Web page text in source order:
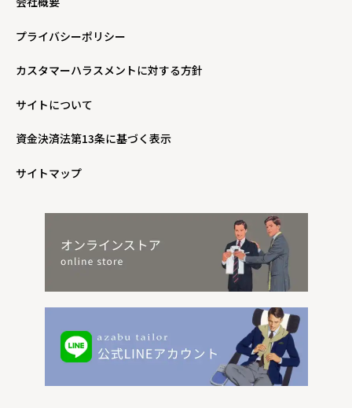
プライバシーポリシー
カスタマーハラスメントに対する方針
サイトについて
資金決済法第13条に基づく表示
サイトマップ